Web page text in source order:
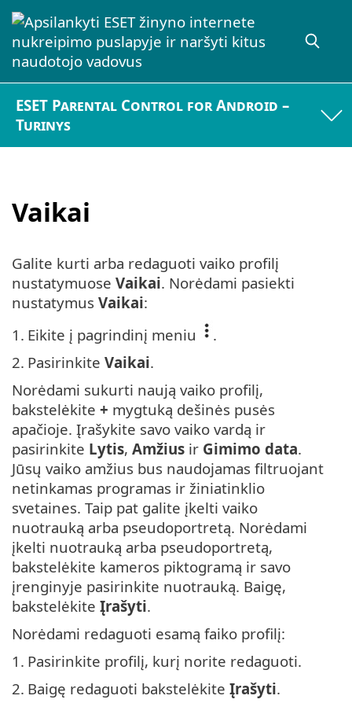
ESET Parental Control for Android –
Turinys
Vaikai
Galite kurti arba redaguoti vaiko profilį
nustatymuose Vaikai. Norėdami pasiekti
nustatymus Vaikai:
1. Eikite į pagrindinį meniu
.
2. Pasirinkite Vaikai.
Norėdami sukurti naują vaiko profilį,
bakstelėkite + mygtuką dešinės pusės
apačioje. Įrašykite savo vaiko vardą ir
pasirinkite Lytis, Amžius ir Gimimo data.
Jūsų vaiko amžius bus naudojamas filtruojant
netinkamas programas ir žiniatinklio
svetaines. Taip pat galite įkelti vaiko
nuotrauką arba pseudoportretą. Norėdami
įkelti nuotrauką arba pseudoportretą,
bakstelėkite kameros piktogramą ir savo
įrenginyje pasirinkite nuotrauką. Baigę,
bakstelėkite Įrašyti.
Norėdami redaguoti esamą faiko profilį:
1. Pasirinkite profilį, kurį norite redaguoti.
2. Baigę redaguoti bakstelėkite Įrašyti.